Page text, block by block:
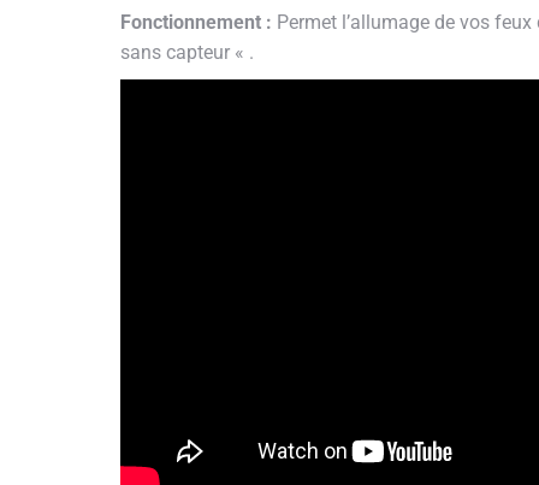
Fonctionnement : Permet l’allumage de vos
sans capteur « .